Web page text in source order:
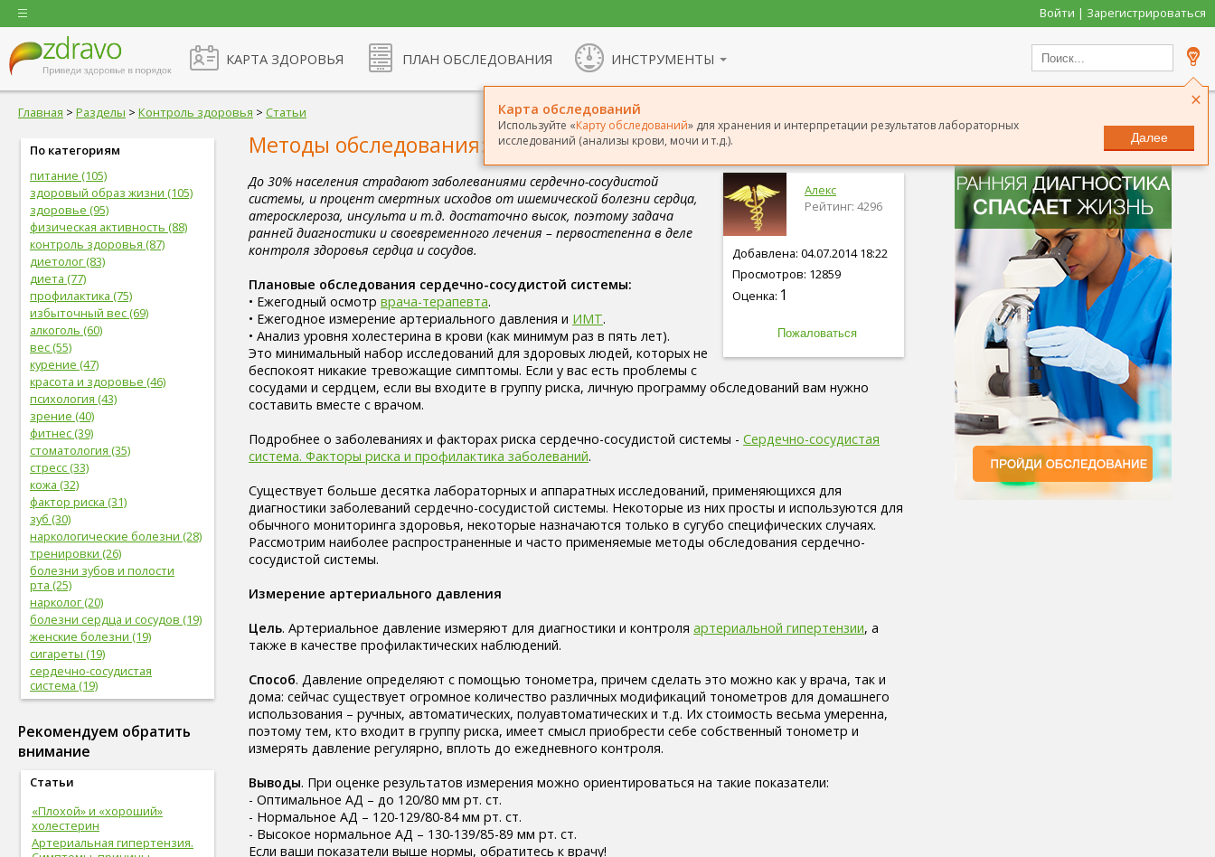
Войти | Зарегистрироваться
КАРТА ЗДОРОВЬЯ ПЛАН ОБСЛЕДОВАНИЯ ИНСТРУМЕНТЫ
×
Карта обследований
Используйте «Карту обследований» для хранения и интерпретации результатов лабораторных
исследований (анализы крови, мочи и т.д.).
Далее
Главная > Разделы > Контроль здоровья > Статьи
По категориям
питание (105)
здоровый образ жизни (105)
здоровье (95)
физическая активность (88)
контроль здоровья (87)
диетолог (83)
диета (77)
профилактика (75)
избыточный вес (69)
алкоголь (60)
вес (55)
курение (47)
красота и здоровье (46)
психология (43)
зрение (40)
фитнес (39)
стоматология (35)
стресс (33)
кожа (32)
фактор риска (31)
зуб (30)
наркологические болезни (28)
тренировки (26)
болезни зубов и полости
рта (25)
нарколог (20)
болезни сердца и сосудов (19)
женские болезни (19)
сигареты (19)
сердечно-сосудистая
система (19)
женское здоровье (18)
спорт (17)
женская половая система (17)
лабораторные
исследования (16)
здоровые привычки (16)
волосы (15)
Рекомендуем обратить
внимание
Статьи
«Плохой» и «хороший»
холестерин
Артериальная гипертензия.
Методы обследования: сердечно-сосудистая система
Алекс
Рейтинг: 4296
Добавлена: 04.07.2014 18:22
Просмотров: 12859
Оценка: 1
До 30% населения страдают заболеваниями сердечно-сосудистой
системы, и процент смертных исходов от ишемической болезни сердца,
атеросклероза, инсульта и т.д. достаточно высок, поэтому задача
ранней диагностики и своевременного лечения – первостепенна в деле
контроля здоровья сердца и сосудов.
Плановые обследования сердечно-сосудистой системы:
• Ежегодный осмотр врача-терапевта.
• Ежегодное измерение артериального давления и ИМТ.
• Анализ уровня холестерина в крови (как минимум раз в пять лет).
Это минимальный набор исследований для здоровых людей, которых не
беспокоят никакие тревожащие симптомы. Если у вас есть проблемы с
сосудами и сердцем, если вы входите в группу риска, личную программу обследований вам нужно
составить вместе с врачом.
Подробнее о заболеваниях и факторах риска сердечно-сосудистой системы - Сердечно-сосудистая
система. Факторы риска и профилактика заболеваний.
Существует больше десятка лабораторных и аппаратных исследований, применяющихся для
диагностики заболеваний сердечно-сосудистой системы. Некоторые из них просты и используются для
обычного мониторинга здоровья, некоторые назначаются только в сугубо специфических случаях.
Рассмотрим наиболее распространенные и часто применяемые методы обследования сердечно-
сосудистой системы.
Измерение артериального давления
Цель. Артериальное давление измеряют для диагностики и контроля артериальной гипертензии, а
также в качестве профилактических наблюдений.
Способ. Давление определяют с помощью тонометра, причем сделать это можно как у врача, так и
дома: сейчас существует огромное количество различных модификаций тонометров для домашнего
использования – ручных, автоматических, полуавтоматических и т.д. Их стоимость весьма умеренна,
поэтому тем, кто входит в группу риска, имеет смысл приобрести себе собственный тонометр и
измерять давление регулярно, вплоть до ежедневного контроля.
Выводы. При оценке результатов измерения можно ориентироваться на такие показатели:
- Оптимальное АД – до 120/80 мм рт. ст.
- Нормальное АД – 120-129/80-84 мм рт. ст.
- Высокое нормальное АД – 130-139/85-89 мм рт. ст.
Если ваши показатели выше нормы, обратитесь к врачу!